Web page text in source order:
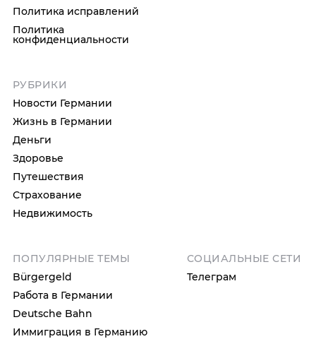
Политика исправлений
Политика
конфиденциальности
РУБРИКИ
Новости Германии
Жизнь в Германии
Деньги
Здоровье
Путешествия
Страхование
Недвижимость
ПОПУЛЯРНЫЕ ТЕМЫ
Bürgergeld
Работа в Германии
Deutsche Bahn
Иммиграция в Германию
СОЦИАЛЬНЫЕ СЕТИ
Телеграм